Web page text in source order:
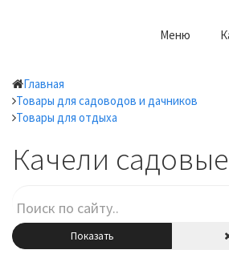
Меню
Главная
Товары для садоводов и дачников
Товары для отдыха
Качели садовые
Показать